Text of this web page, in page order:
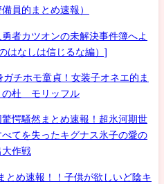
員的まとめ速報）
者カツオンの未解決事件簿へよ
はなしは信じるな編）]
ホモ童貞！女装子オネエ的ま
の杜 モリッフル
愕騒然まとめ速報！超氷河期世
てを失ったキグナス氷子の愛の
大作戦
とめ速報！！子供が欲しいど陰キ